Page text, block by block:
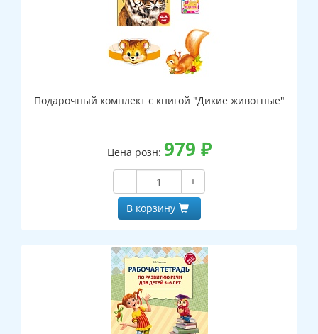
Подарочный комплект с книгой "Дикие животные"
Цена розн: 979 ₽
−
+
В корзину